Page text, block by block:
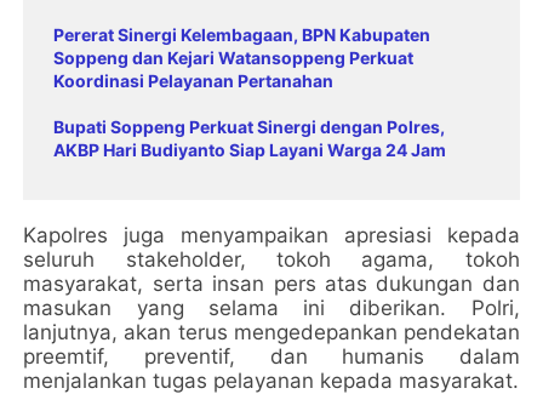
Pererat Sinergi Kelembagaan, BPN Kabupaten
Soppeng dan Kejari Watansoppeng Perkuat
Koordinasi Pelayanan Pertanahan
Bupati Soppeng Perkuat Sinergi dengan Polres,
AKBP Hari Budiyanto Siap Layani Warga 24 Jam
Kapolres juga menyampaikan apresiasi kepada
seluruh stakeholder, tokoh agama, tokoh
masyarakat, serta insan pers atas dukungan dan
masukan yang selama ini diberikan. Polri,
lanjutnya, akan terus mengedepankan pendekatan
preemtif, preventif, dan humanis dalam
menjalankan tugas pelayanan kepada masyarakat.